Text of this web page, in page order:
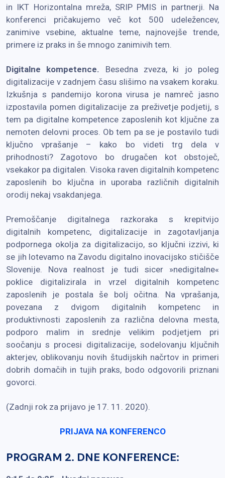
in IKT Horizontalna mreža, SRIP PMIS in partnerji. Na
konferenci pričakujemo več kot 500 udeležencev,
zanimive vsebine, aktualne teme, najnovejše trende,
primere iz praks in še mnogo zanimivih tem.
Digitalne kompetence. Besedna zveza, ki jo poleg
digitalizacije v zadnjem času slišimo na vsakem koraku.
Izkušnja s pandemijo korona virusa je namreč jasno
izpostavila pomen digitalizacije za preživetje podjetij, s
tem pa digitalne kompetence zaposlenih kot ključne za
nemoten delovni proces. Ob tem pa se je postavilo tudi
ključno vprašanje – kako bo videti trg dela v
prihodnosti? Zagotovo bo drugačen kot obstoječ,
vsekakor pa digitalen. Visoka raven digitalnih kompetenc
zaposlenih bo ključna in uporaba različnih digitalnih
orodij nekaj vsakdanjega.
Premoščanje digitalnega razkoraka s krepitvijo
digitalnih kompetenc, digitalizacije in zagotavljanja
podpornega okolja za digitalizacijo, so ključni izzivi, ki
se jih lotevamo na Zavodu digitalno inovacijsko stičišče
Slovenije. Nova realnost je tudi sicer »nedigitalne«
poklice digitalizirala in vrzel digitalnih kompetenc
zaposlenih je postala še bolj očitna. Na vprašanja,
povezana z dvigom digitalnih kompetenc in
produktivnosti zaposlenih za različna delovna mesta,
podporo malim in srednje velikim podjetjem pri
soočanju s procesi digitalizacije, sodelovanju ključnih
akterjev, oblikovanju novih študijskih načrtov in primeri
dobrih domačih in tujih praks, bodo odgovorili priznani
govorci.
(Zadnji rok za prijavo je 17. 11. 2020).
PRIJAVA NA KONFERENCO
PROGRAM 2. DNE KONFERENCE: